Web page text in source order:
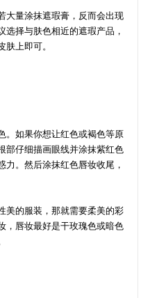
大量涂抹遮瑕膏，反而会出现
选择与肤色相近的遮瑕产品，
肤上即可。
。如果你想让红色或褐色等原
部仔细描画眼线并涂抹紫红色
力。然后涂抹红色唇妆收尾，
美的服装，那就需要柔美的彩
，唇妆最好是干玫瑰色或暗色